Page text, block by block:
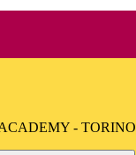
- TORINO